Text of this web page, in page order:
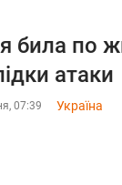
била по
атаки
07:39 Україна